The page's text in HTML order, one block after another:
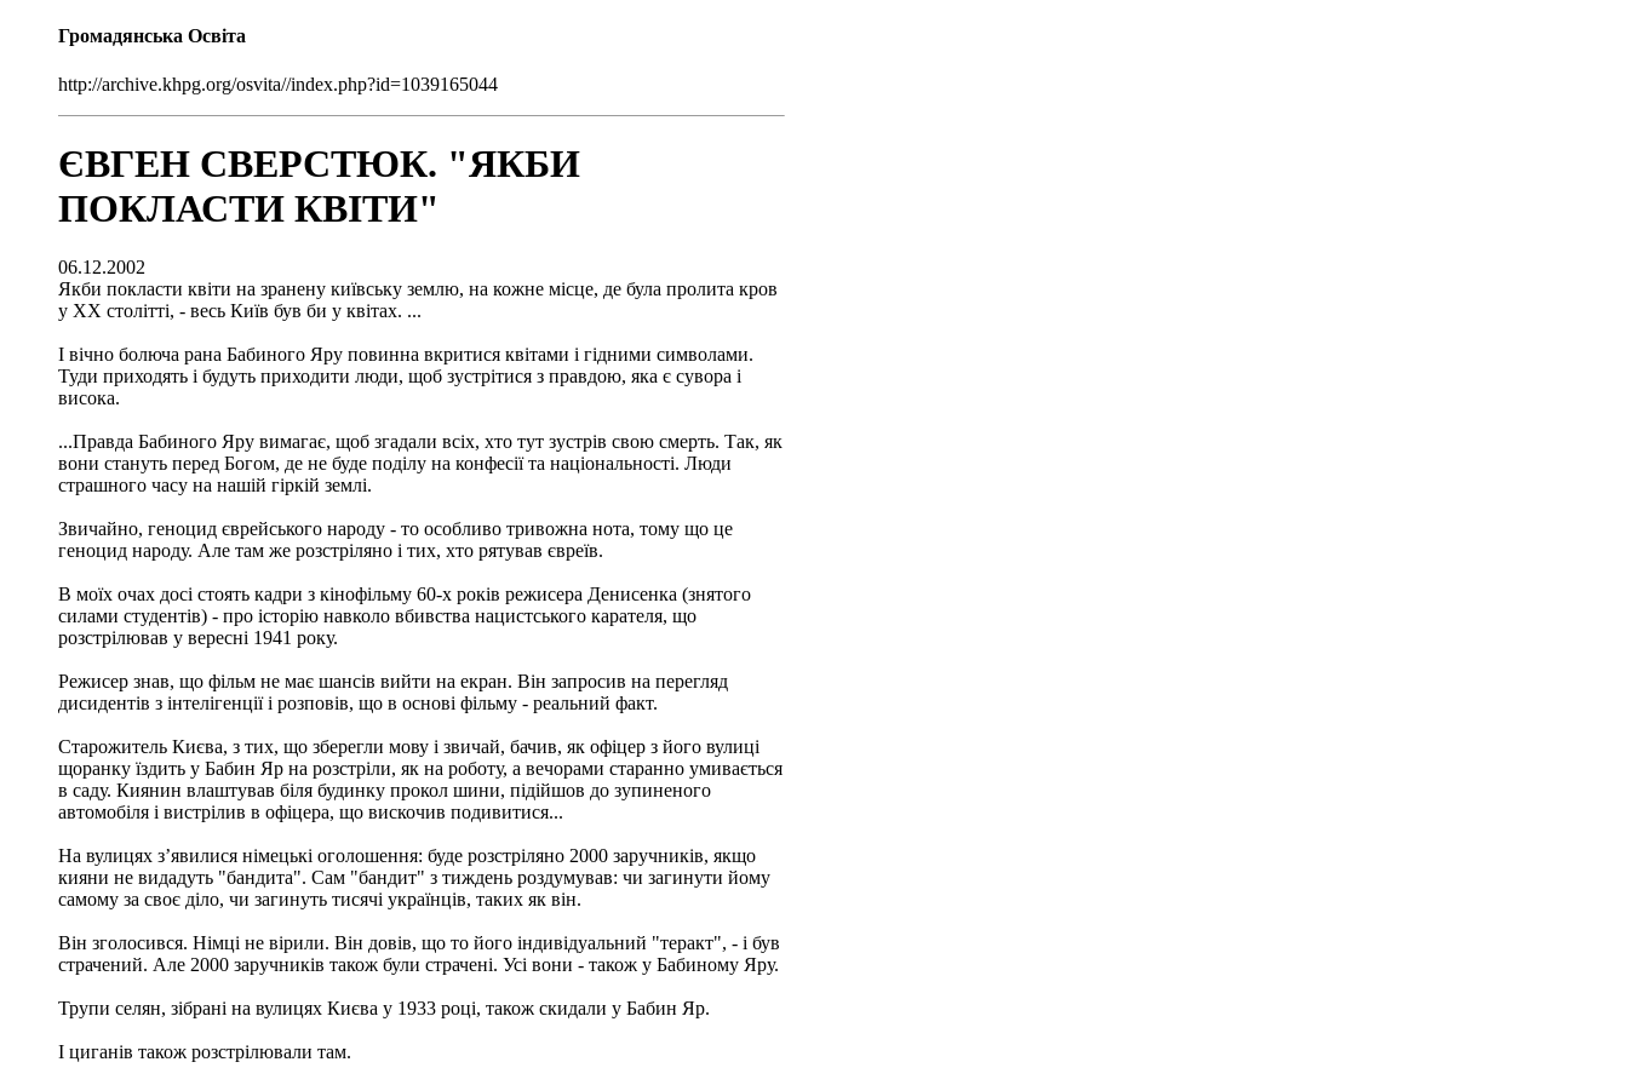
Громадянська Освіта
http://archive.khpg.org/osvita//index.php?id=1039165044
ЄВГЕН СВЕРСТЮК. "ЯКБИ
ПОКЛАСТИ КВІТИ"
06.12.2002
Якби покласти квіти на зранену київську землю, на кожне місце, де була пролита кров
у ХХ столітті, - весь Київ був би у квітах. ...
І вічно болюча рана Бабиного Яру повинна вкритися квітами і гідними символами.
Туди приходять і будуть приходити люди, щоб зустрітися з правдою, яка є сувора і
висока.
...Правда Бабиного Яру вимагає, щоб згадали всіх, хто тут зустрів свою смерть. Так, як
вони стануть перед Богом, де не буде поділу на конфесії та національності. Люди
страшного часу на нашій гіркій землі.
Звичайно, геноцид єврейського народу - то особливо тривожна нота, тому що це
геноцид народу. Але там же розстріляно і тих, хто рятував євреїв.
В моїх очах досі стоять кадри з кінофільму 60-х років режисера Денисенка (знятого
силами студентів) - про історію навколо вбивства нацистського карателя, що
розстрілював у вересні 1941 року.
Режисер знав, що фільм не має шансів вийти на екран. Він запросив на перегляд
дисидентів з інтелігенції і розповів, що в основі фільму - реальний факт.
Старожитель Києва, з тих, що зберегли мову і звичай, бачив, як офіцер з його вулиці
щоранку їздить у Бабин Яр на розстріли, як на роботу, а вечорами старанно умивається
в саду. Киянин влаштував біля будинку прокол шини, підійшов до зупиненого
автомобіля і вистрілив в офіцера, що вискочив подивитися...
На вулицях з’явилися німецькі оголошення: буде розстріляно 2000 заручників, якщо
кияни не видадуть "бандита". Сам "бандит" з тиждень роздумував: чи загинути йому
самому за своє діло, чи загинуть тисячі українців, таких як він.
Він зголосився. Німці не вірили. Він довів, що то його індивідуальний "теракт", - і був
страчений. Але 2000 заручників також були страчені. Усі вони - також у Бабиному Яру.
Трупи селян, зібрані на вулицях Києва у 1933 році, також скидали у Бабин Яр.
І циганів також розстрілювали там.